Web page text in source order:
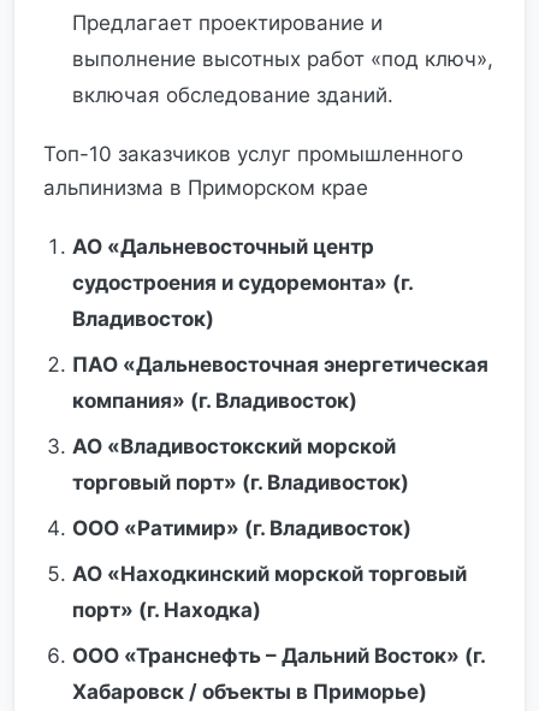
Предлагает проектирование и
выполнение высотных работ «под ключ»,
включая обследование зданий.
Топ-10 заказчиков услуг промышленного
альпинизма в Приморском крае
АО «Дальневосточный центр
судостроения и судоремонта» (г.
Владивосток)
ПАО «Дальневосточная энергетическая
компания» (г. Владивосток)
АО «Владивостокский морской
торговый порт» (г. Владивосток)
ООО «Ратимир» (г. Владивосток)
АО «Находкинский морской торговый
порт» (г. Находка)
ООО «Транснефть – Дальний Восток» (г.
Хабаровск / объекты в Приморье)